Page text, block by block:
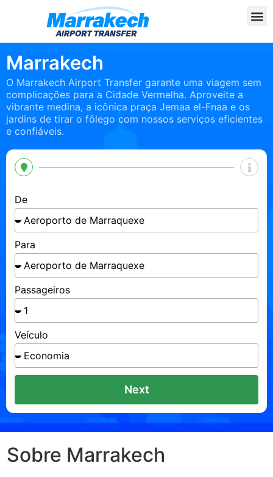
Marrakech
O Marrakech Airport Transfer garante uma viagem sem
complicações para a Cidade Vermelha. Aproveite a
vibrante medina, a icônica praça Jemaa el-Fnaa e os
jardins de tirar o fôlego com nossos serviços eficientes
e confiáveis.
De
Para
Passageiros
Veículo
Next
Sobre Marrakech